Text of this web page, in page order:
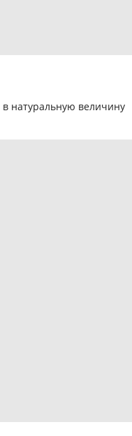
натуральную величину